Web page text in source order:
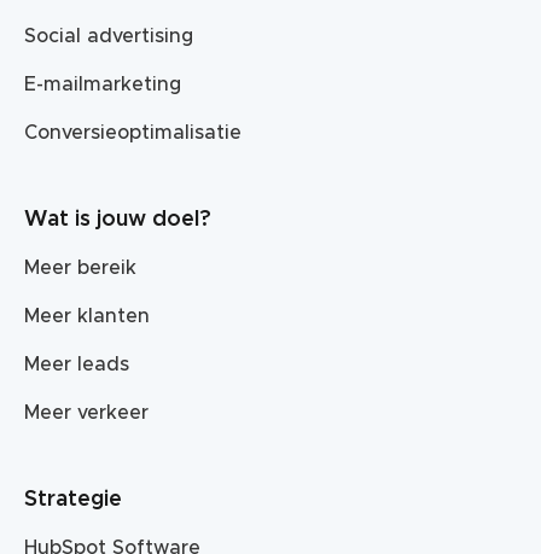
Social advertising
E-mailmarketing
Conversieoptimalisatie
Wat is jouw doel?
Meer bereik
Meer klanten
Meer leads
Meer verkeer
Strategie
HubSpot Software